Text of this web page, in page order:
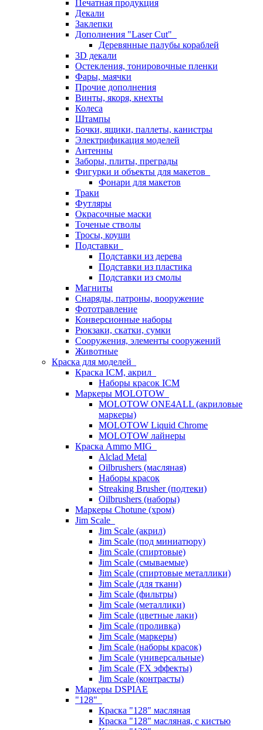
Печатная продукция
Декали
Заклепки
Дополнения "Laser Cut"
Деревянные палубы кораблей
3D декали
Остекления, тонировочные пленки
Фары, маячки
Прочие дополнения
Винты, якоря, кнехты
Колеса
Штампы
Бочки, ящики, паллеты, канистры
Электрификация моделей
Антенны
Заборы, плиты, преграды
Фигурки и объекты для макетов
Фонари для макетов
Траки
Футляры
Окрасочные маски
Точеные стволы
Тросы, коуши
Подставки
Подставки из дерева
Подставки из пластика
Подставки из смолы
Магниты
Снаряды, патроны, вооружение
Фототравление
Конверсионные наборы
Рюкзаки, скатки, сумки
Сооружения, элементы сооружений
Животные
Краска для моделей
Краска ICM, акрил
Наборы красок ICM
Маркеры MOLOTOW
MOLOTOW ONE4ALL (акриловые
маркеры)
MOLOTOW Liquid Chrome
MOLOTOW лайнеры
Краска Ammo MIG
Alclad Metal
Oilbrushers (масляная)
Наборы красок
Streaking Brusher (подтеки)
Oilbrushers (наборы)
Маркеры Chotune (хром)
Jim Scale
Jim Scale (акрил)
Jim Scale (под миниатюру)
Jim Scale (спиртовые)
Jim Scale (смываемые)
Jim Scale (спиртовые металлики)
Jim Scale (для ткани)
Jim Scale (фильтры)
Jim Scale (металлики)
Jim Scale (цветные лаки)
Jim Scale (проливка)
Jim Scale (маркеры)
Jim Scale (наборы красок)
Jim Scale (универсальные)
Jim Scale (FX эффекты)
Jim Scale (контрасты)
Маркеры DSPIAE
"128"
Краска "128" масляная
Краска "128" масляная, с кистью